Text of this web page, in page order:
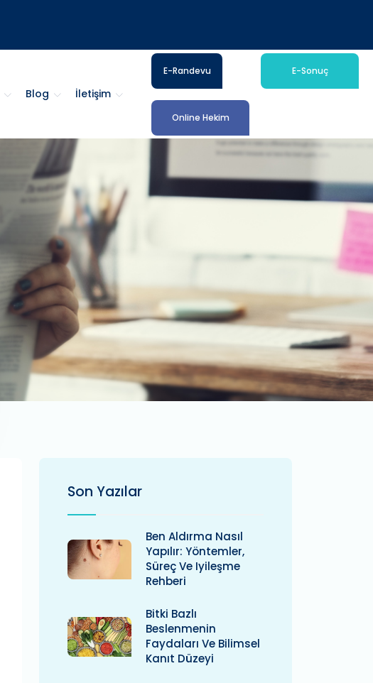
Blog İletişim
E-Randevu E-Sonuç
Online Hekim
Son Yazılar
Ben Aldırma Nasıl
Yapılır: Yöntemler,
Süreç Ve Iyileşme
Rehberi
Bitki Bazlı
Beslenmenin
Faydaları Ve Bilimsel
Kanıt Düzeyi